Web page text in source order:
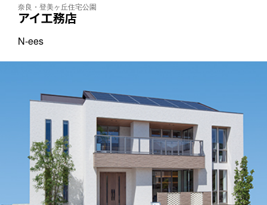
好みからモデルハウスを探す
マイページ
奈良・登美ヶ丘住宅公園
アイ工務店
N-ees